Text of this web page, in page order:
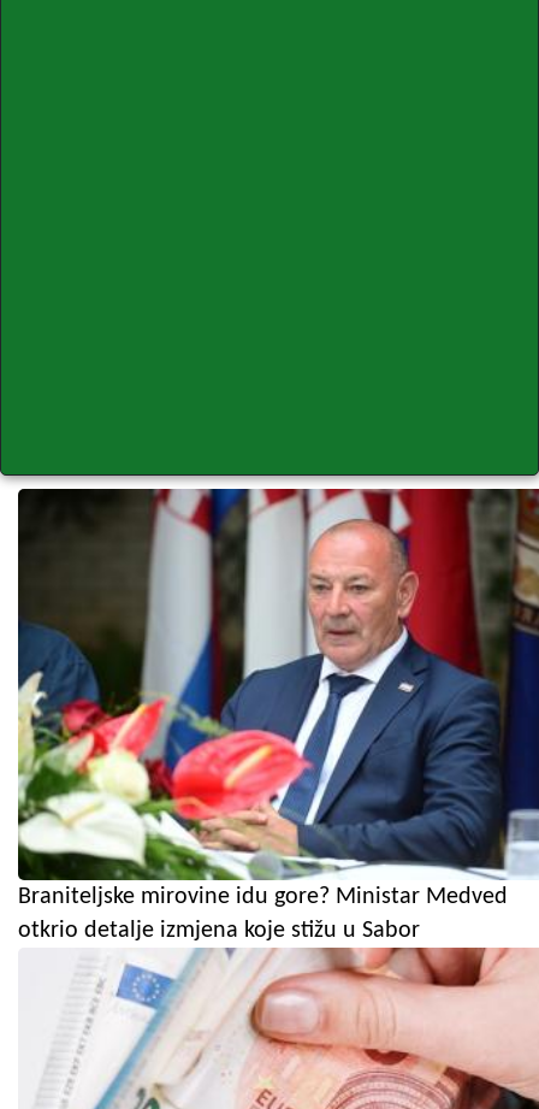
Braniteljske mirovine idu gore? Ministar Medved
otkrio detalje izmjena koje stižu u Sabor